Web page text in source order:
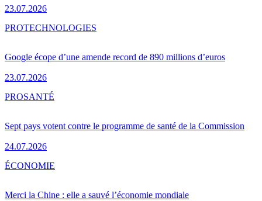
23.07.2026
Google écope d’une amende record de 890 millions d’euros
23.07.2026
PROTECHNOLOGIES
Sept pays votent contre le programme de santé de la Commission
24.07.2026
PROSANTÉ
Merci la Chine : elle a sauvé l’économie mondiale
ÉCONOMIE